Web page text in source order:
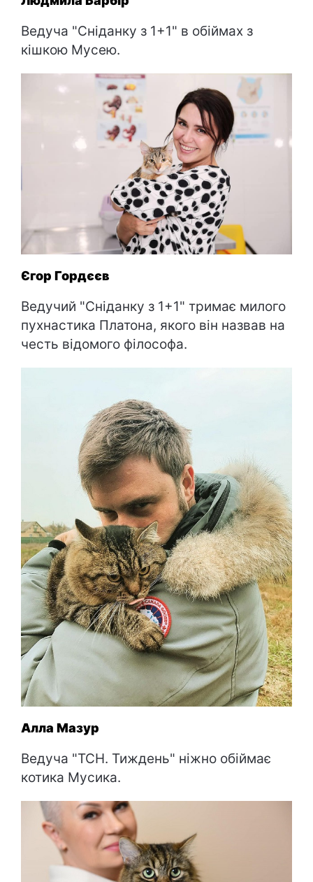
Ведуча "Сніданку з 1+1" в обіймах з
кішкою Мусею.
Єгор Гордєєв
Ведучий "Сніданку з 1+1" тримає милого
пухнастика Платона, якого він назвав на
честь відомого філософа.
Алла Мазур
Ведуча "ТСН. Тиждень" ніжно обіймає
котика Мусика.